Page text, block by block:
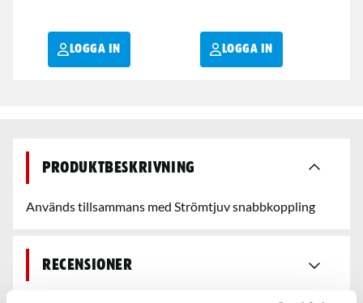
LOGGA IN LOGGA IN
Produktbeskrivning
Används tillsammans med Strömtjuv snabbkoppling
Recensioner